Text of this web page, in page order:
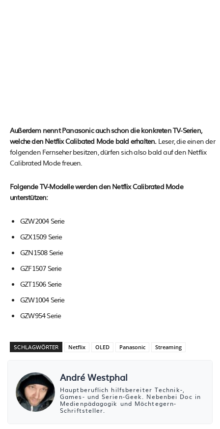
Außerdem nennt Panasonic auch schon die konkreten TV-Serien,
welche den Netflix Calibated Mode bald erhalten.Leser, die einen der
folgenden Fernseher besitzen, dürfen sich also bald auf den Netflix
Calibrated Mode freuen.
Folgende TV-Modelle werden den Netflix Calibrated Mode
unterstützen:
GZW2004 Serie
GZX1509 Serie
GZN1508 Serie
GZF1507 Serie
GZT1506 Serie
GZW1004 Serie
GZW954 Serie
SCHLAGWÖRTER Netflix OLED Panasonic Streaming
André Westphal
Hauptberuflich hilfsbereiter Technik-,
Games- und Serien-Geek. Nebenbei Doc in
Medienpädagogik und Möchtegern-
Schriftsteller.